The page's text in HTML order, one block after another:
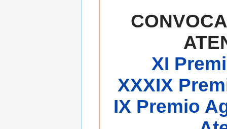
XI
XXXIX
IX Premio